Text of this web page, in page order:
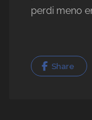
perdi meno
Share